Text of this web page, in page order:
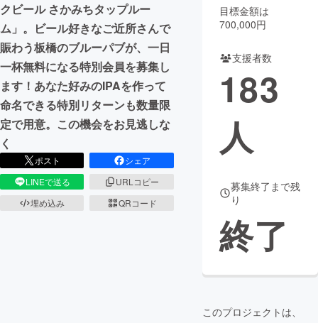
CAMPFIREふるさと納税
コミュニティ
クビール さかみちタップルー
ム」。ビール好きなご近所さんで
賑わう板橋のブルーパブが、一日
一杯無料になる特別会員を募集し
ます！あなた好みのIPAを作って
命名できる特別リターンも数量限
定で用意。この機会をお見逃しな
く
ポスト
シェア
LINEで送る
URLコピー
埋め込み
QRコード
目標金額は
700,000円
支援者数
183
人
募集終了まで残
り
終了
このプロジェクトは、